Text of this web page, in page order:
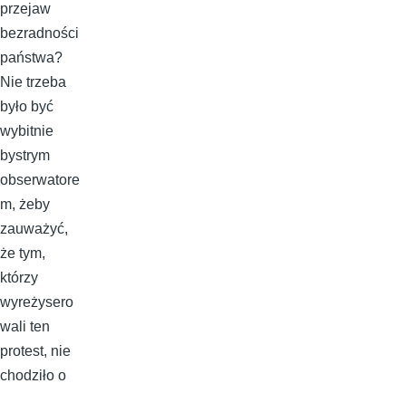
przejaw
bezradności
państwa?
Nie trzeba
było być
wybitnie
bystrym
obserwatore
m, żeby
zauważyć,
że tym,
którzy
wyreżysero
wali ten
protest, nie
chodziło o